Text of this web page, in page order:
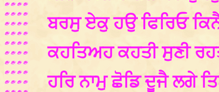
ਬਰਸੁ ਏਕੁ ਹਉ ਫਿਰਿਓ
ਕਹਤਿਅਹ ਕਹਤੀ ਸੁਣੀ
ਹਰਿ ਨਾਮੁ ਛੋਡਿ ਦੂਜੈ ਲਗੇ